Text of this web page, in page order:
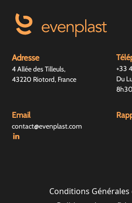
Adresse
4 Allée des Tilleuls,
43220 Riotord, France
+33
Du
Email
contact@evenplast.com
Conditions Générales